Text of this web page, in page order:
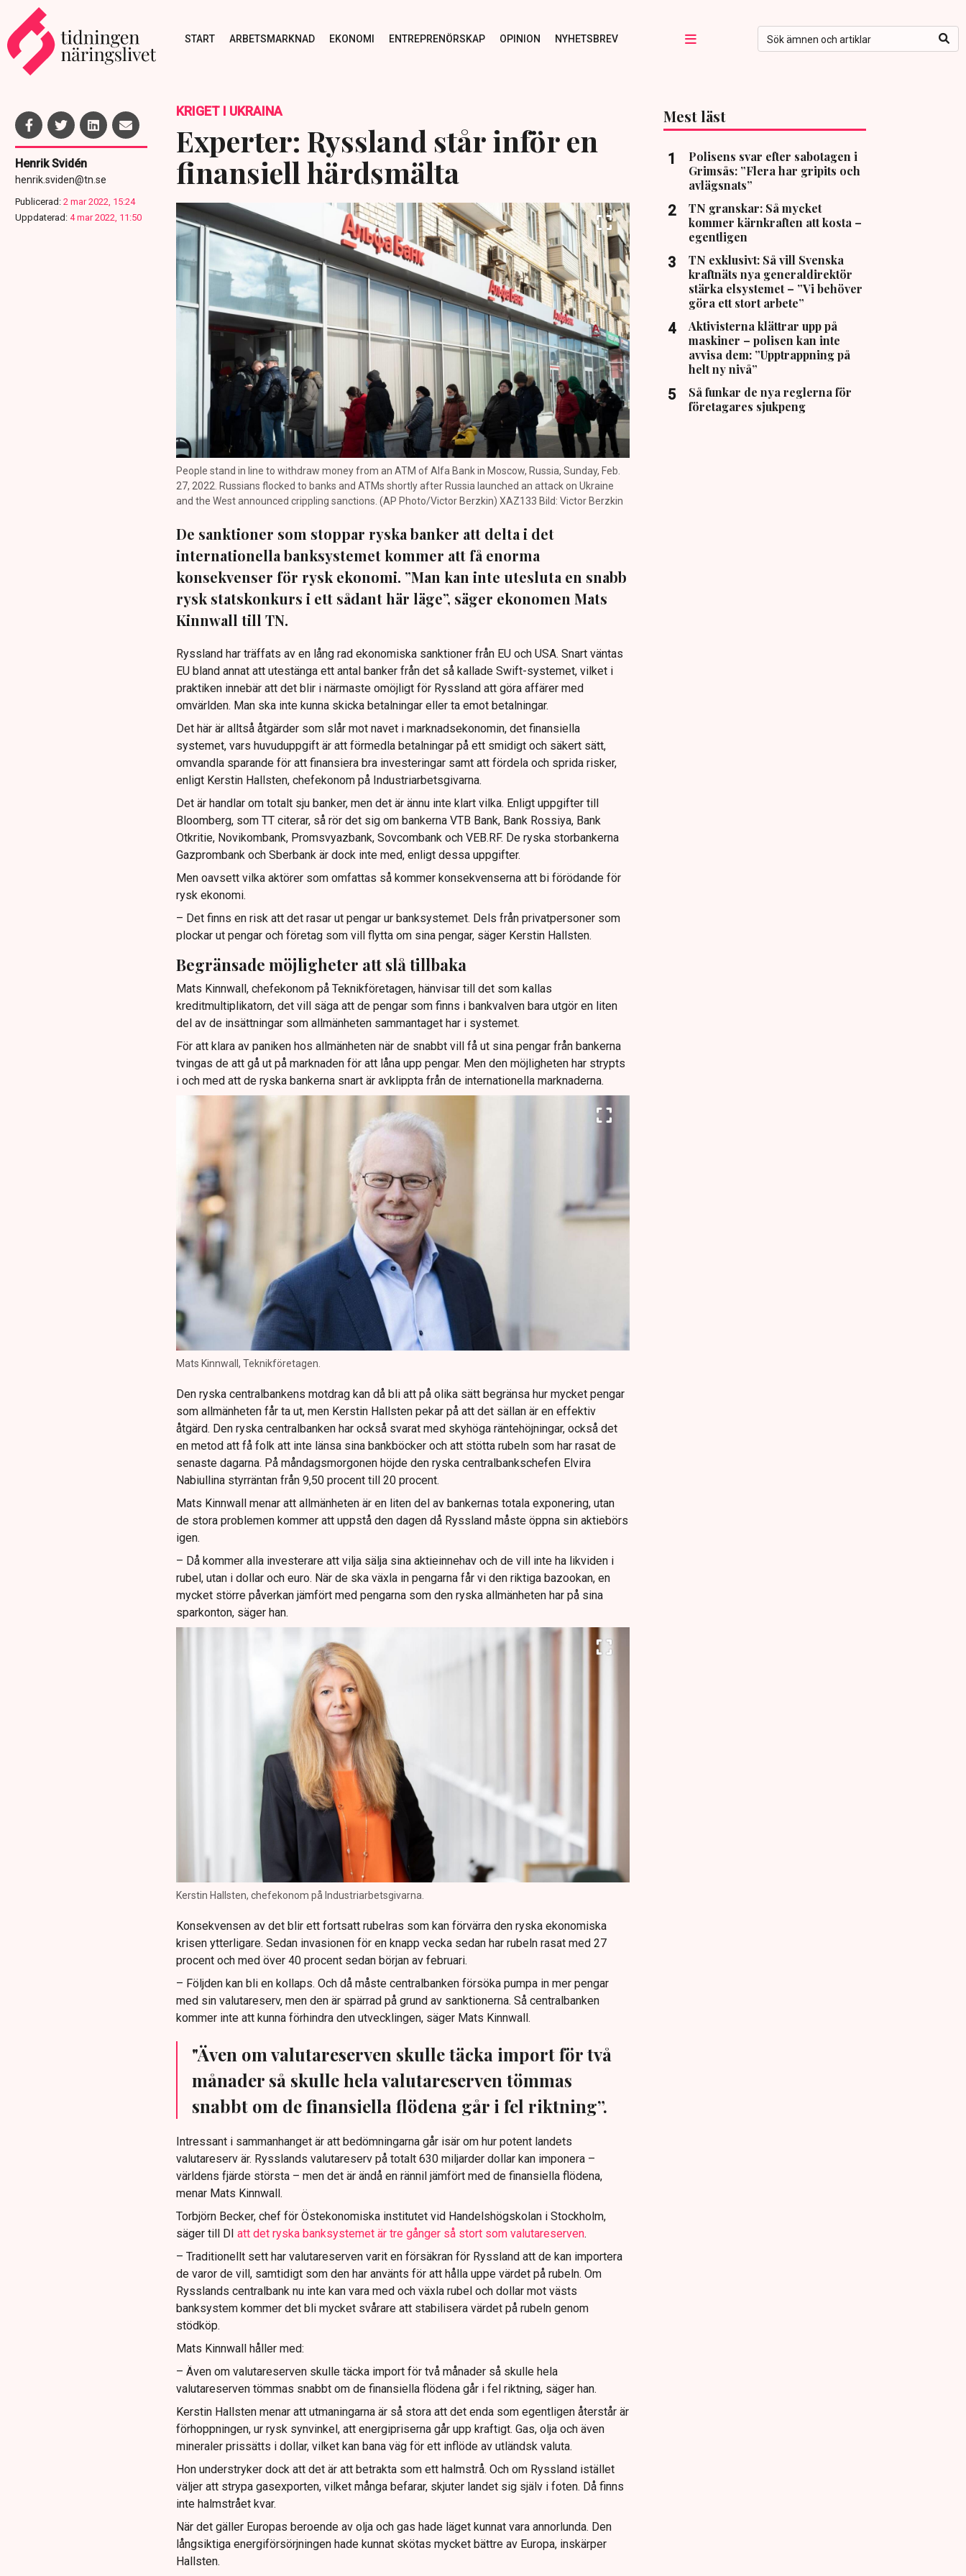
START ARBETSMARKNAD EKONOMI ENTREPRENÖRSKAP OPINION NYHETSBREV
Henrik Svidén
henrik.sviden@tn.se
Publicerad: 2 mar 2022, 15:24
Uppdaterad: 4 mar 2022, 11:50
KRIGET I UKRAINA
Experter: Ryssland står inför en
finansiell härdsmälta
People stand in line to withdraw money from an ATM of Alfa Bank in Moscow, Russia, Sunday, Feb.
27, 2022. Russians flocked to banks and ATMs shortly after Russia launched an attack on Ukraine
and the West announced crippling sanctions. (AP Photo/Victor Berzkin) XAZ133 Bild: Victor Berzkin
De sanktioner som stoppar ryska banker att delta i det
internationella banksystemet kommer att få enorma
konsekvenser för rysk ekonomi. ”Man kan inte utesluta en snabb
rysk statskonkurs i ett sådant här läge”, säger ekonomen Mats
Kinnwall till TN.
Ryssland har träffats av en lång rad ekonomiska sanktioner från EU och USA. Snart väntas
EU bland annat att utestänga ett antal banker från det så kallade Swift-systemet, vilket i
praktiken innebär att det blir i närmaste omöjligt för Ryssland att göra affärer med
omvärlden. Man ska inte kunna skicka betalningar eller ta emot betalningar.
Det här är alltså åtgärder som slår mot navet i marknadsekonomin, det finansiella
systemet, vars huvuduppgift är att förmedla betalningar på ett smidigt och säkert sätt,
omvandla sparande för att finansiera bra investeringar samt att fördela och sprida risker,
enligt Kerstin Hallsten, chefekonom på Industriarbetsgivarna.
Det är handlar om totalt sju banker, men det är ännu inte klart vilka. Enligt uppgifter till
Bloomberg, som TT citerar, så rör det sig om bankerna VTB Bank, Bank Rossiya, Bank
Otkritie, Novikombank, Promsvyazbank, Sovcombank och VEB.RF. De ryska storbankerna
Gazprombank och Sberbank är dock inte med, enligt dessa uppgifter.
Men oavsett vilka aktörer som omfattas så kommer konsekvenserna att bi förödande för
rysk ekonomi.
– Det finns en risk att det rasar ut pengar ur banksystemet. Dels från privatpersoner som
plockar ut pengar och företag som vill flytta om sina pengar, säger Kerstin Hallsten.
Begränsade möjligheter att slå tillbaka
Mats Kinnwall, chefekonom på Teknikföretagen, hänvisar till det som kallas
kreditmultiplikatorn, det vill säga att de pengar som finns i bankvalven bara utgör en liten
del av de insättningar som allmänheten sammantaget har i systemet.
För att klara av paniken hos allmänheten när de snabbt vill få ut sina pengar från bankerna
tvingas de att gå ut på marknaden för att låna upp pengar. Men den möjligheten har strypts
i och med att de ryska bankerna snart är avklippta från de internationella marknaderna.
Mats Kinnwall, Teknikföretagen.
Den ryska centralbankens motdrag kan då bli att på olika sätt begränsa hur mycket pengar
som allmänheten får ta ut, men Kerstin Hallsten pekar på att det sällan är en effektiv
åtgärd. Den ryska centralbanken har också svarat med skyhöga räntehöjningar, också det
en metod att få folk att inte länsa sina bankböcker och att stötta rubeln som har rasat de
senaste dagarna. På måndagsmorgonen höjde den ryska centralbankschefen Elvira
Nabiullina styrräntan från 9,50 procent till 20 procent.
Mats Kinnwall menar att allmänheten är en liten del av bankernas totala exponering, utan
de stora problemen kommer att uppstå den dagen då Ryssland måste öppna sin aktiebörs
igen.
– Då kommer alla investerare att vilja sälja sina aktieinnehav och de vill inte ha likviden i
rubel, utan i dollar och euro. När de ska växla in pengarna får vi den riktiga bazookan, en
mycket större påverkan jämfört med pengarna som den ryska allmänheten har på sina
sparkonton, säger han.
Kerstin Hallsten, chefekonom på Industriarbetsgivarna.
Konsekvensen av det blir ett fortsatt rubelras som kan förvärra den ryska ekonomiska
krisen ytterligare. Sedan invasionen för en knapp vecka sedan har rubeln rasat med 27
procent och med över 40 procent sedan början av februari.
– Följden kan bli en kollaps. Och då måste centralbanken försöka pumpa in mer pengar
med sin valutareserv, men den är spärrad på grund av sanktionerna. Så centralbanken
kommer inte att kunna förhindra den utvecklingen, säger Mats Kinnwall.
"Även om valutareserven skulle täcka import för två
månader så skulle hela valutareserven tömmas
snabbt om de finansiella flödena går i fel riktning”.
Intressant i sammanhanget är att bedömningarna går isär om hur potent landets
valutareserv är. Rysslands valutareserv på totalt 630 miljarder dollar kan imponera –
världens fjärde största – men det är ändå en rännil jämfört med de finansiella flödena,
menar Mats Kinnwall.
Torbjörn Becker, chef för Östekonomiska institutet vid Handelshögskolan i Stockholm,
säger till DI att det ryska banksystemet är tre gånger så stort som valutareserven.
– Traditionellt sett har valutareserven varit en försäkran för Ryssland att de kan importera
de varor de vill, samtidigt som den har använts för att hålla uppe värdet på rubeln. Om
Rysslands centralbank nu inte kan vara med och växla rubel och dollar mot västs
banksystem kommer det bli mycket svårare att stabilisera värdet på rubeln genom
stödköp.
Mats Kinnwall håller med:
– Även om valutareserven skulle täcka import för två månader så skulle hela
valutareserven tömmas snabbt om de finansiella flödena går i fel riktning, säger han.
Kerstin Hallsten menar att utmaningarna är så stora att det enda som egentligen återstår är
förhoppningen, ur rysk synvinkel, att energipriserna går upp kraftigt. Gas, olja och även
mineraler prissätts i dollar, vilket kan bana väg för ett inflöde av utländsk valuta.
Hon understryker dock att det är att betrakta som ett halmstrå. Och om Ryssland istället
väljer att strypa gasexporten, vilket många befarar, skjuter landet sig själv i foten. Då finns
inte halmstrået kvar.
När det gäller Europas beroende av olja och gas hade läget kunnat vara annorlunda. Den
långsiktiga energiförsörjningen hade kunnat skötas mycket bättre av Europa, inskärper
Hallsten.
Mest läst
Polisens svar efter sabotagen i
Grimsås: ”Flera har gripits och
avlägsnats”
TN granskar: Så mycket
kommer kärnkraften att kosta –
egentligen
TN exklusivt: Så vill Svenska
kraftnäts nya generaldirektör
stärka elsystemet – ”Vi behöver
göra ett stort arbete”
Aktivisterna klättrar upp på
maskiner – polisen kan inte
avvisa dem: ”Upptrappning på
helt ny nivå”
Så funkar de nya reglerna för
företagares sjukpeng